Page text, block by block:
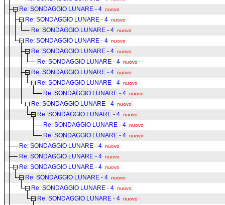
Re: SONDAGGIO LUNARE - 4 nuovo
Re: SONDAGGIO LUNARE - 4 nuovo
Re: SONDAGGIO LUNARE - 4 nuovo
Re: SONDAGGIO LUNARE - 4 nuovo
Re: SONDAGGIO LUNARE - 4 nuovo
Re: SONDAGGIO LUNARE - 4 nuovo
Re: SONDAGGIO LUNARE - 4 nuovo
Re: SONDAGGIO LUNARE - 4 nuovo
Re: SONDAGGIO LUNARE - 4 nuovo
Re: SONDAGGIO LUNARE - 4 nuovo
Re: SONDAGGIO LUNARE - 4 nuovo
Re: SONDAGGIO LUNARE - 4 nuovo
Re: SONDAGGIO LUNARE - 4 nuovo
Re: SONDAGGIO LUNARE - 4 nuovo
Re: SONDAGGIO LUNARE - 4 nuovo
Re: SONDAGGIO LUNARE - 4 nuovo
Re: SONDAGGIO LUNARE - 4 nuovo
Re: SONDAGGIO LUNARE - 4 nuovo
Re: SONDAGGIO LUNARE - 4 nuovo